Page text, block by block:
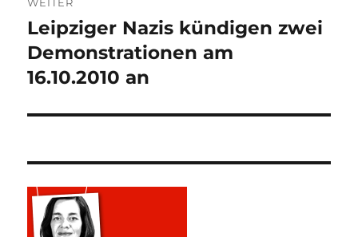
Nächster
Beitrag:
Leipziger Nazis kündigen zwei
Demonstrationen am
16.10.2010 an